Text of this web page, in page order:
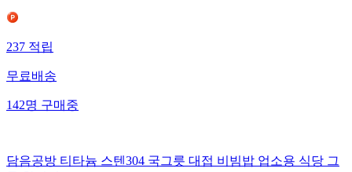
237적립
무료배송
142명구매중
담음공방 티타늄 스텐304 국그릇 대접 비빔밥 업소용 식당 그